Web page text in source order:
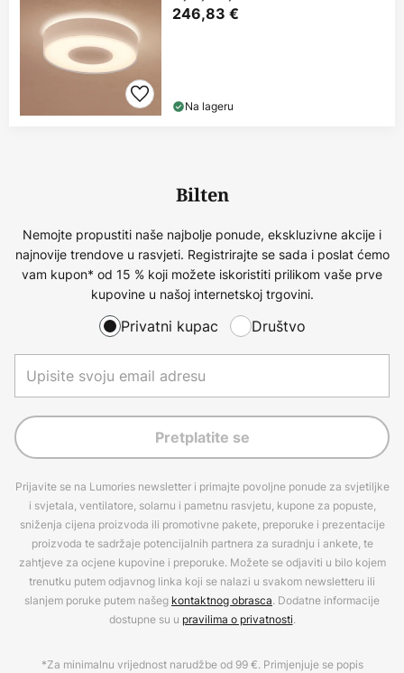
246,83 €
Na lageru
Bilten
Nemojte propustiti naše najbolje ponude, ekskluzivne akcije i
najnovije trendove u rasvjeti. Registrirajte se sada i poslat ćemo
vam kupon* od 15 % koji možete iskoristiti prilikom vaše prve
kupovine u našoj internetskoj trgovini.
Privatni kupac Društvo
Pretplatite se
Prijavite se na Lumories newsletter i primajte povoljne ponude za svjetiljke
i svjetala, ventilatore, solarnu i pametnu rasvjetu, kupone za popuste,
sniženja cijena proizvoda ili promotivne pakete, preporuke i prezentacije
proizvoda te sadržaje potencijalnih partnera za suradnju i ankete, te
zahtjeve za ocjene kupovine i preporuke. Možete se odjaviti u bilo kojem
trenutku putem odjavnog linka koji se nalazi u svakom newsletteru ili
slanjem poruke putem našeg kontaktnog obrasca. Dodatne informacije
dostupne su u pravilima o privatnosti.
*Za minimalnu vrijednost narudžbe od 99 €. Primjenjuje se popis